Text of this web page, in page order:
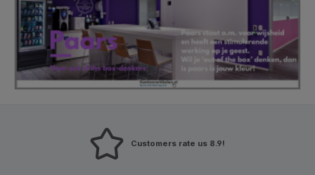
Customers rate us 8.9!